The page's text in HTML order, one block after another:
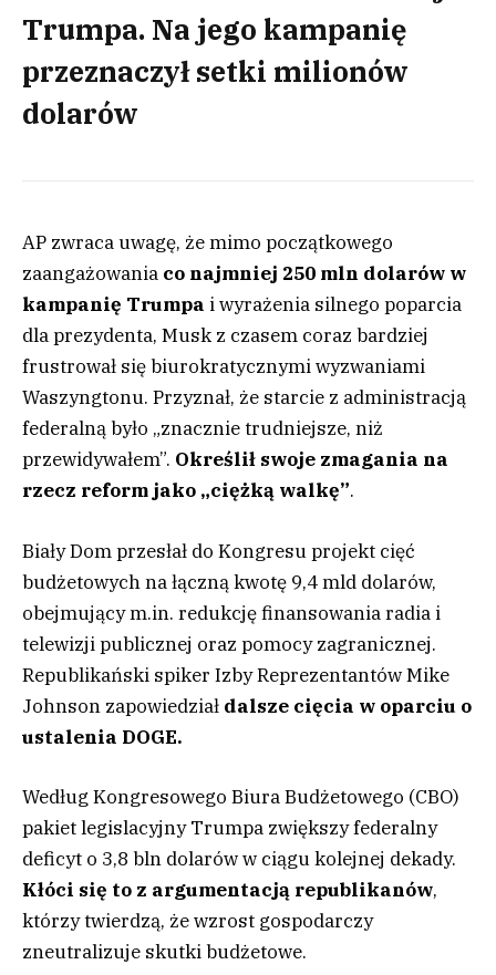
Trumpa. Na jego kampanię
przeznaczył setki milionów
dolarów
AP zwraca uwagę, że mimo początkowego
zaangażowania co najmniej 250 mln dolarów w
kampanię Trumpa i wyrażenia silnego poparcia
dla prezydenta, Musk z czasem coraz bardziej
frustrował się biurokratycznymi wyzwaniami
Waszyngtonu. Przyznał, że starcie z administracją
federalną było „znacznie trudniejsze, niż
przewidywałem”. Określił swoje zmagania na
rzecz reform jako „ciężką walkę”.
Biały Dom przesłał do Kongresu projekt cięć
budżetowych na łączną kwotę 9,4 mld dolarów,
obejmujący m.in. redukcję finansowania radia i
telewizji publicznej oraz pomocy zagranicznej.
Republikański spiker Izby Reprezentantów Mike
Johnson zapowiedział dalsze cięcia w oparciu o
ustalenia DOGE.
Według Kongresowego Biura Budżetowego (CBO)
pakiet legislacyjny Trumpa zwiększy federalny
deficyt o 3,8 bln dolarów w ciągu kolejnej dekady.
Kłóci się to z argumentacją republikanów,
którzy twierdzą, że wzrost gospodarczy
zneutralizuje skutki budżetowe.